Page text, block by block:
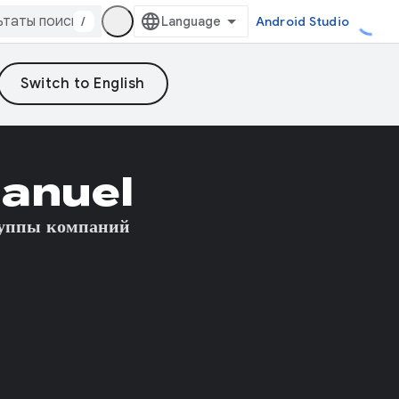
/ Android Studio
компаний